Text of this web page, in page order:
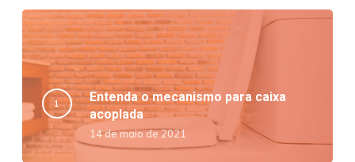
Entenda o mecanismo para caixa
acoplada
14 de maio de 2021